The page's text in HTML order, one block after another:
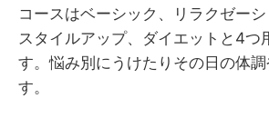
コースはベーシック、リラクゼーシ
スタイルアップ、ダイエットと4つ
す。悩み別にうけたりその日の体
す。